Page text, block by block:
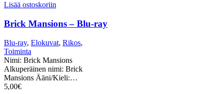
Lisää ostoskoriin
Brick Mansions – Blu-ray
Blu-ray, Elokuvat, Rikos,
Toiminta
Nimi: Brick Mansions
Alkuperäinen nimi: Brick
Mansions Ääni/Kieli:…
5,00€